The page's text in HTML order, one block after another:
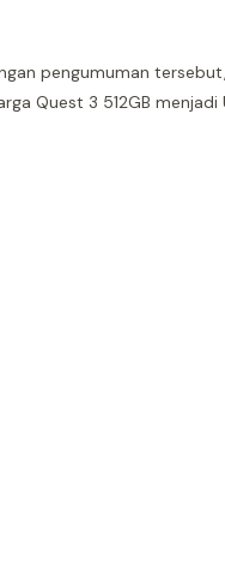
pengumuman
Quest 3 512GB